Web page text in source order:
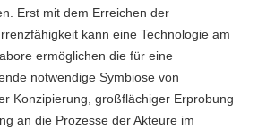
Erst mit dem Erreichen der
kann eine Technologie am
ermöglichen die für eine
notwendige Symbiose von
Konzipierung, großflächiger Erprobung
an die Prozesse der Akteure im